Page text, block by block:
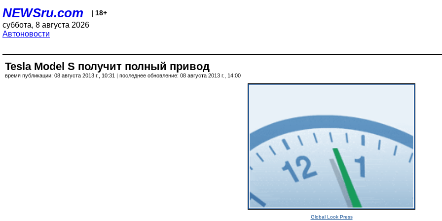
NEWSru.com | 18+
суббота, 8 августа 2026
Автоновости
Tesla Model S получит полный привод
время публикации: 08 августа 2013 г., 10:31 | последнее обновление: 08 августа 2013 г., 14:00
Global Look Press